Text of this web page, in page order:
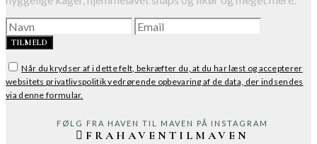
TILMELD
Når du krydser af i dette felt, bekræfter du, at du har læst og accepterer
websitets privatlivspolitik vedrørende opbevaring af de data, der indsendes
via denne formular.
FRAHAVENTILMAVEN
FØLG FRA HAVEN TIL MAVEN PÅ INSTAGRAM